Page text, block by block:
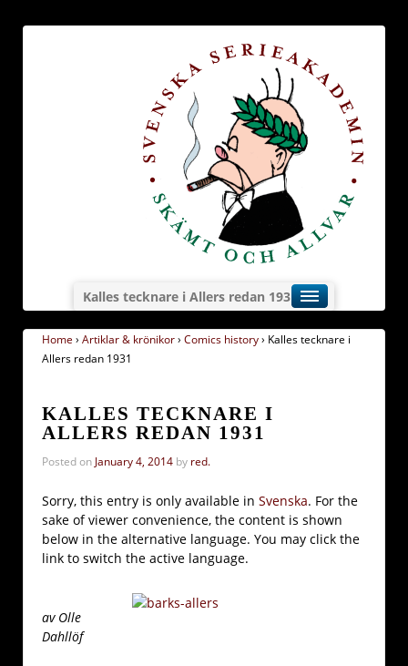
Kalles tecknare i Allers redan 1931
Home › Artiklar & krönikor› Comics history› Kalles tecknare i
Allers redan 1931
KALLES TECKNARE I
ALLERS REDAN 1931
Posted on January 4, 2014 by red.
Sorry, this entry is only available in Svenska. For the
sake of viewer convenience, the content is shown
below in the alternative language. You may click the
link to switch the active language.
av Olle
Dahllöf